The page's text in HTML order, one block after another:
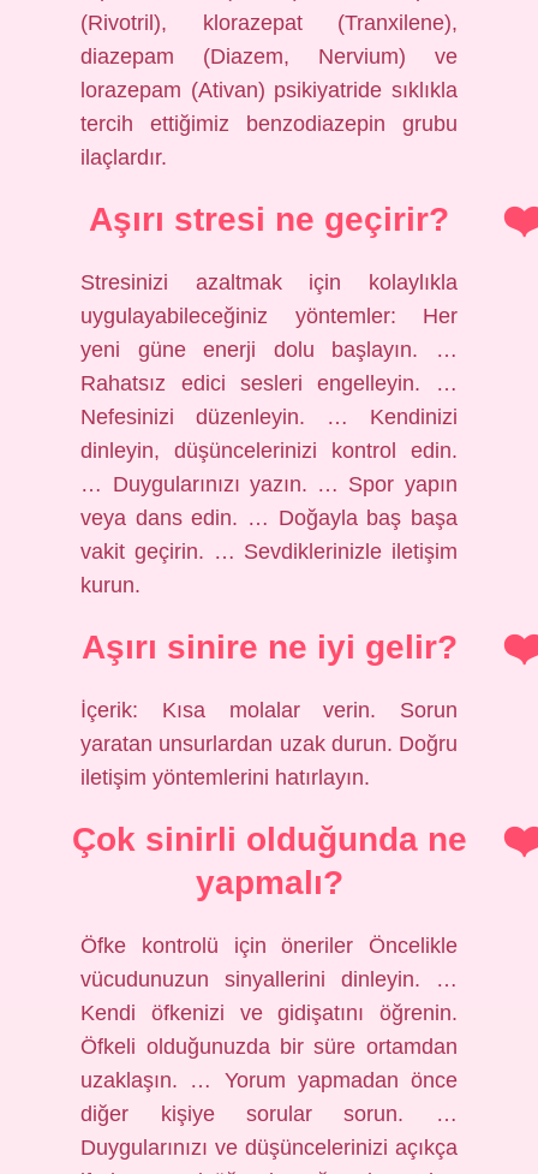
(Rivotril), klorazepat (Tranxilene),
diazepam (Diazem, Nervium) ve
lorazepam (Ativan) psikiyatride sıklıkla
tercih ettiğimiz benzodiazepin grubu
ilaçlardır.
Aşırı stresi ne geçirir?
Stresinizi azaltmak için kolaylıkla
uygulayabileceğiniz yöntemler: Her
yeni güne enerji dolu başlayın. …
Rahatsız edici sesleri engelleyin. …
Nefesinizi düzenleyin. … Kendinizi
dinleyin, düşüncelerinizi kontrol edin.
… Duygularınızı yazın. … Spor yapın
veya dans edin. … Doğayla baş başa
vakit geçirin. … Sevdiklerinizle iletişim
kurun.
Aşırı sinire ne iyi gelir?
İçerik: Kısa molalar verin. Sorun
yaratan unsurlardan uzak durun. Doğru
iletişim yöntemlerini hatırlayın.
Çok sinirli olduğunda ne
yapmalı?
Öfke kontrolü için öneriler Öncelikle
vücudunuzun sinyallerini dinleyin. …
Kendi öfkenizi ve gidişatını öğrenin.
Öfkeli olduğunuzda bir süre ortamdan
uzaklaşın. … Yorum yapmadan önce
diğer kişiye sorular sorun. …
Duygularınızı ve düşüncelerinizi açıkça